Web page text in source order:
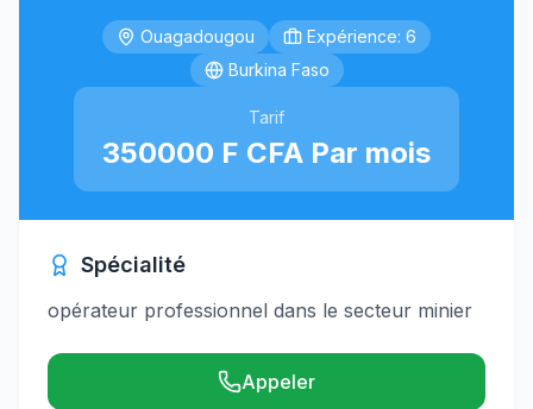
Ouagadougou
Expérience: 6
Burkina Faso
Tarif
350000 F CFA Par mois
Spécialité
opérateur professionnel dans le secteur minier
Appeler